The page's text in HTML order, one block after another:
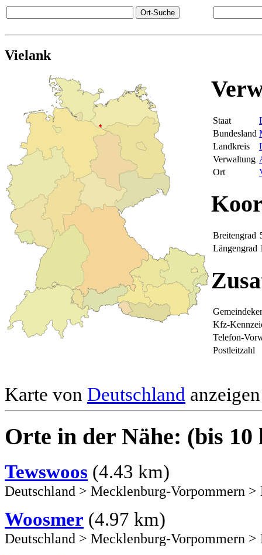
Vielank
Staat
Bundesland
Landkreis
Verwaltung
Ort
Breitengrad
Längengrad
Kfz-
Telefon-
Postleitzahl
Karte von Deutschland
Orte in der Nähe: (bis 10
Tewswoos (4.43 km)
Deutschland > Mecklenburg-Vorpommern >
Woosmer (4.97 km)
Deutschland > Mecklenburg-Vorpommern >